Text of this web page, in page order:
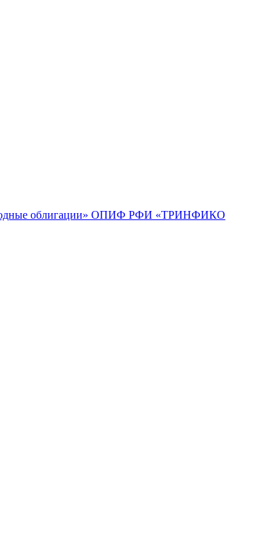
облигации» ОПИФ РФИ «ТРИНФИКО